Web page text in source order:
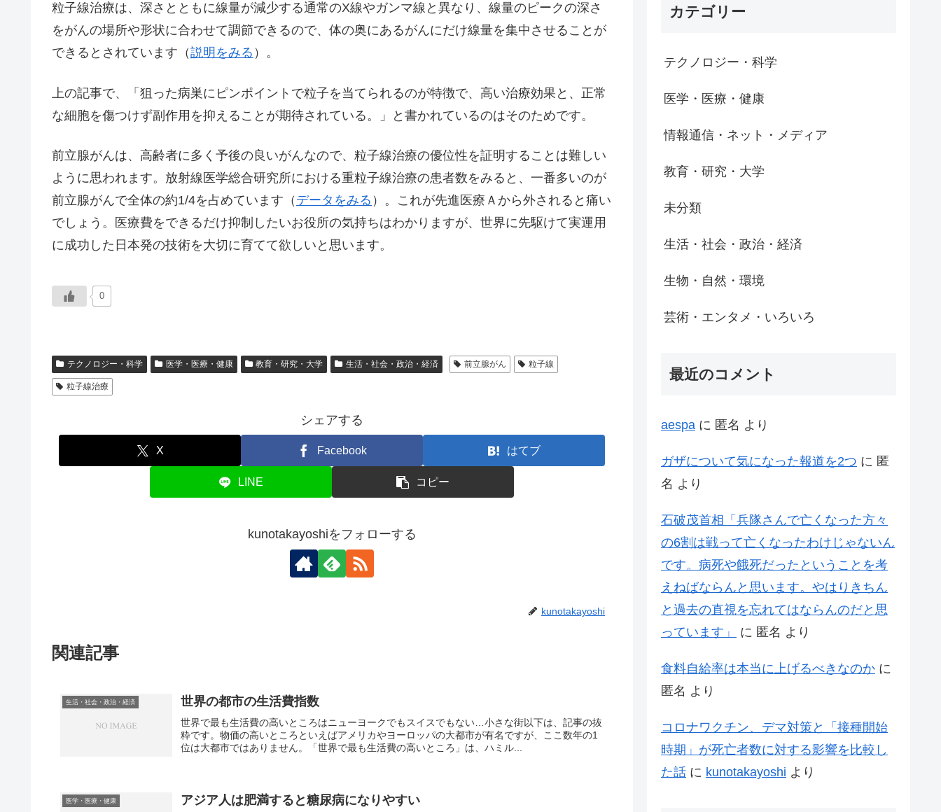
粒子線治療は、深さとともに線量が減少する通常のX線やガンマ線と異なり、線量のピークの深さ
をがんの場所や形状に合わせて調節できるので、体の奥にあるがんにだけ線量を集中させることが
できるとされています（説明をみる ）。
上の記事で、「狙った病巣にピンポイントで粒子を当てられるのが特徴で、高い治療効果と、正常
な細胞を傷つけず副作用を抑えることが期待されている。」と書かれているのはそのためです。
前立腺がんは、高齢者に多く予後の良いがんなので、粒子線治療の優位性を証明することは難しい
ように思われます。放射線医学総合研究所における重粒子線治療の患者数をみると、一番多いのが
前立腺がんで全体の約1/4を占めています（ データをみる ）。これが先進医療Ａから外されると痛い
でしょう。医療費をできるだけ抑制したいお役所の気持ちはわかりますが、世界に先駆けて実運用
に成功した日本発の技術を大切に育てて欲しいと思います。
0
テクノロジー・科学 医学・医療・健康 教育・研究・大学 生活・社会・政治・経済 前立腺がん 粒子線
粒子線治療
シェアする
X Facebook はてブ
LINE コピー
kunotakayoshiをフォローする
kunotakayoshi
関連記事
生活・社会・政治・経済 世界の都市の生活費指数
世界で最も生活費の高いところはニューヨークでもスイスでもない…小さな街以下は、記事の抜
粋です。物価の高いところといえばアメリカやヨーロッパの大都市が有名ですが、ここ数年の1
位は大都市ではありません。「世界で最も生活費の高いところ」は、ハミル...
医学・医療・健康 アジア人は肥満すると糖尿病になりやすい
カテゴリー
テクノロジー・科学
医学・医療・健康
情報通信・ネット・メディア
教育・研究・大学
未分類
生活・社会・政治・経済
生物・自然・環境
芸術・エンタメ・いろいろ
最近のコメント
aespa に 匿名 より
ガザについて気になった報道を2つ に 匿
名 より
石破茂首相「兵隊さんで亡くなった方々
の6割は戦って亡くなったわけじゃないん
です。病死や餓死だったということを考
えねばならんと思います。やはりきちん
と過去の直視を忘れてはならんのだと思
っています」
に 匿名 より
食料自給率は本当に上げるべきなのか に
匿名 より
コロナワクチン、デマ対策と「接種開始
時期」が死亡者数に対する影響を比較し
た話 に kunotakayoshi より